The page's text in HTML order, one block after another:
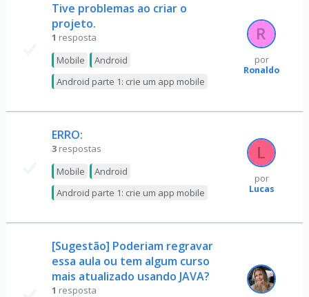
Tive problemas ao criar o
projeto.
1 resposta
Mobile
Android
Android parte 1: crie um app mobile
por
Ronaldo
ERRO:
3 respostas
Mobile
Android
Android parte 1: crie um app mobile
por
Lucas
[Sugestão] Poderiam regravar
essa aula ou tem algum curso
mais atualizado usando JAVA?
1 resposta